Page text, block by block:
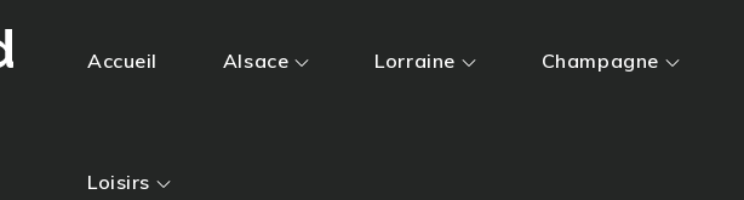
Accueil Alsace Lorraine Champagne
Loisirs